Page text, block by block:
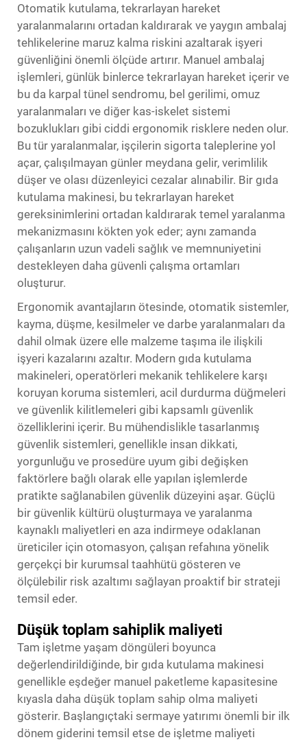
Otomatik kutulama, tekrarlayan hareket
yaralanmalarını ortadan kaldırarak ve yaygın ambalaj
tehlikelerine maruz kalma riskini azaltarak işyeri
güvenliğini önemli ölçüde artırır. Manuel ambalaj
işlemleri, günlük binlerce tekrarlayan hareket içerir ve
bu da karpal tünel sendromu, bel gerilimi, omuz
yaralanmaları ve diğer kas-iskelet sistemi
bozuklukları gibi ciddi ergonomik risklere neden olur.
Bu tür yaralanmalar, işçilerin sigorta taleplerine yol
açar, çalışılmayan günler meydana gelir, verimlilik
düşer ve olası düzenleyici cezalar alınabilir. Bir gıda
kutulama makinesi, bu tekrarlayan hareket
gereksinimlerini ortadan kaldırarak temel yaralanma
mekanizmasını kökten yok eder; aynı zamanda
çalışanların uzun vadeli sağlık ve memnuniyetini
destekleyen daha güvenli çalışma ortamları
oluşturur.
Ergonomik avantajların ötesinde, otomatik sistemler,
kayma, düşme, kesilmeler ve darbe yaralanmaları da
dahil olmak üzere elle malzeme taşıma ile ilişkili
işyeri kazalarını azaltır. Modern gıda kutulama
makineleri, operatörleri mekanik tehlikelere karşı
koruyan koruma sistemleri, acil durdurma düğmeleri
ve güvenlik kilitlemeleri gibi kapsamlı güvenlik
özelliklerini içerir. Bu mühendislikle tasarlanmış
güvenlik sistemleri, genellikle insan dikkati,
yorgunluğu ve prosedüre uyum gibi değişken
faktörlere bağlı olarak elle yapılan işlemlerde
pratikte sağlanabilen güvenlik düzeyini aşar. Güçlü
bir güvenlik kültürü oluşturmaya ve yaralanma
kaynaklı maliyetleri en aza indirmeye odaklanan
üreticiler için otomasyon, çalışan refahına yönelik
gerçekçi bir kurumsal taahhütü gösteren ve
ölçülebilir risk azaltımı sağlayan proaktif bir strateji
temsil eder.
Düşük toplam sahiplik maliyeti
Tam işletme yaşam döngüleri boyunca
değerlendirildiğinde, bir gıda kutulama makinesi
genellikle eşdeğer manuel paketleme kapasitesine
kıyasla daha düşük toplam sahip olma maliyeti
gösterir. Başlangıçtaki sermaye yatırımı önemli bir ilk
dönem giderini temsil etse de işletme maliyeti